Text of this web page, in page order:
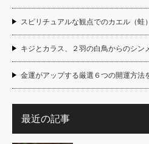
スピリチュアルな観点でのカエル（蛙
キジとカラス、２羽の白鳥からのシ
金運がアップする厳選６つの開運方法
最近の記事